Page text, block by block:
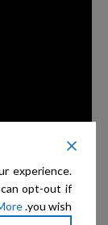
experience.
opt-out if
you wish.